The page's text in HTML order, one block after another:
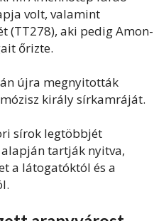
volt, valamint
(TT278), aki pedig Amon-
őrizte.
újra megnyitották
király sírkamráját.
sírok legtöbbjét
tartják nyitva,
a látogatóktól és a